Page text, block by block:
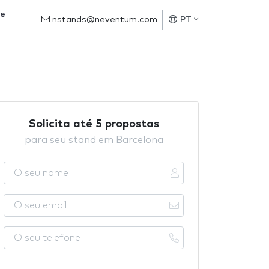
nstands@neventum.com PT
Solicita até 5 propostas
para seu stand em Barcelona